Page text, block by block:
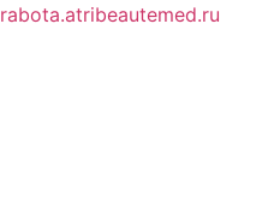
rabota.atribeautemed.ru